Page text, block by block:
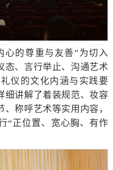
心的尊重与友善”为切入
态、言行举止、沟通艺术
仪的文化内涵与实践要
细讲解了着装规范、妆容
称呼艺术等实用内容，
“正位置、宽心胸、有作